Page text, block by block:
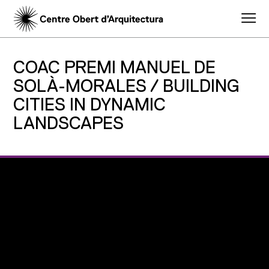
COAC PREMI MANUEL DE
SOLÀ-MORALES / BUILDING
CITIES IN DYNAMIC
LANDSCAPES